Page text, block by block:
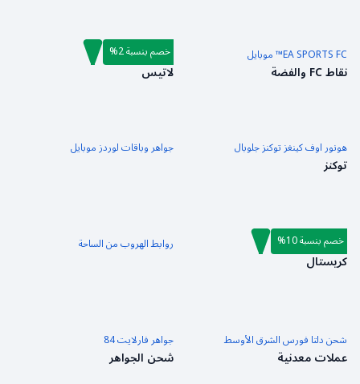
EA SPORTS FC™ موبايل
نقاط FC والفضة
شحن مارفل رايفلز
لاتيس
خصم بنسبة 2%
هونور اوف كينغز توكنز جلوبال
توكنز
جواهر وباقات لوردز موبايل
جينشين إمباكت
كريستال
خصم بنسبة 10% روابط الهروب من الساحة
شحن دلتا فورس الشرق الأوسط
عملات معدنية
جواهر فارلايت 84
شحن الجواهر